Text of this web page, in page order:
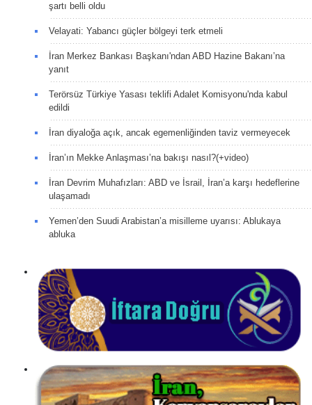
şartı belli oldu
Velayati: Yabancı güçler bölgeyi terk etmeli
İran Merkez Bankası Başkanı'ndan ABD Hazine Bakanı’na
yanıt
Terörsüz Türkiye Yasası teklifi Adalet Komisyonu'nda kabul
edildi
İran diyaloğa açık, ancak egemenliğinden taviz vermeyecek
İran’ın Mekke Anlaşması’na bakışı nasıl?(+video)
İran Devrim Muhafızları: ABD ve İsrail, İran’a karşı hedeflerine
ulaşamadı
Yemen’den Suudi Arabistan’a misilleme uyarısı: Ablukaya
abluka